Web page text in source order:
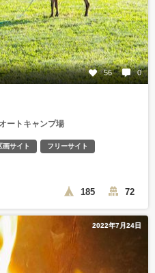
56 0
ートキャンプ場
画サイト フリーサイト
185 72
2022年7月24日